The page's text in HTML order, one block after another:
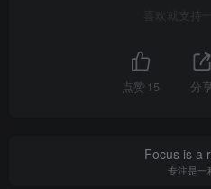
喜欢就支持
点赞 15 分
Focus is a
专注是一